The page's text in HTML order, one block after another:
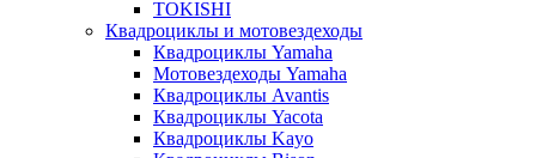
TOKISHI
Квадроциклы и мотовездеходы
Квадроциклы Yamaha
Мотовездеходы Yamaha
Квадроциклы Avantis
Квадроциклы Yacota
Квадроциклы Kayo